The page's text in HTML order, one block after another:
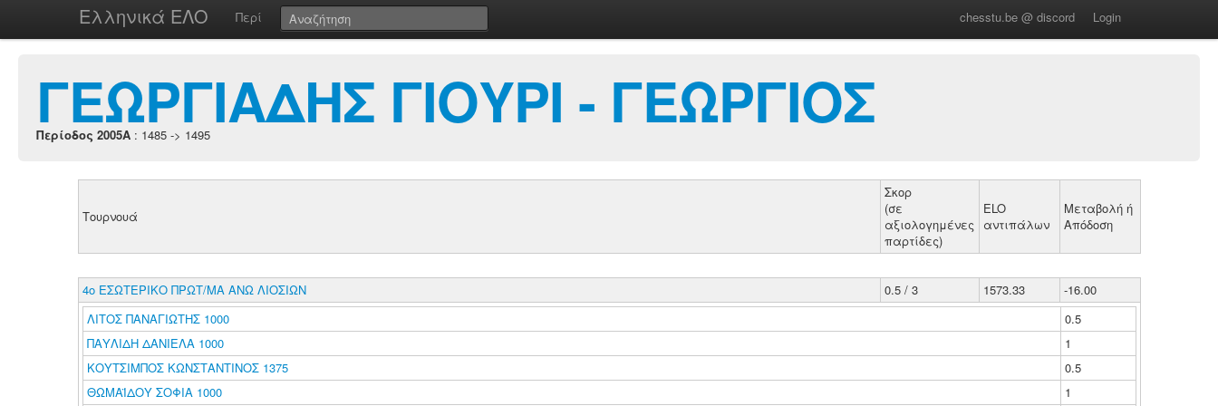
Ελληνικά ΕΛΟ Περί chesstu.be @ discord Login
ΓΕΩΡΓΙΑΔΗΣ ΓΙΟΥΡΙ - ΓΕΩΡΓΙΟΣ
Περίοδος 2005A : 1485 -> 1495
Τουρνουά
Σκορ
(σε
αξιολογημένες
παρτίδες)
ELO
αντιπάλων
Μεταβολή ή
Απόδοση
4ο ΕΣΩΤΕΡΙΚΟ ΠΡΩΤ/ΜΑ ΑΝΩ ΛΙΟΣΙΩΝ 0.5 / 3 1573.33
-16.00
ΛΙΤΟΣ ΠΑΝΑΓΙΩΤΗΣ 1000
0.5
ΠΑΥΛΙΔΗ ΔΑΝΙΕΛΑ 1000
1
ΚΟΥΤΣΙΜΠΟΣ ΚΩΝΣΤΑΝΤΙΝΟΣ 1375
0.5
ΘΩΜΑΪΔΟΥ ΣΟΦΙΑ 1000
1